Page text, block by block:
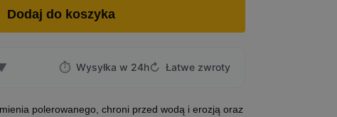
Dodaj do koszyka
⏱ Wysyłka w 24h↻ Łatwe zwroty
polerowanego, chroni przed wodą i erozją oraz